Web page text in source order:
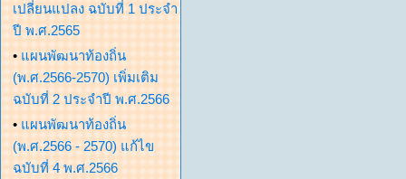
เปลี่ยนแปลง ฉบับที่ 1 ประจำ
ปี พ.ศ.2565
• แผนพัฒนาท้องถิ่น
(พ.ศ.2566-2570) เพิ่มเติม
ฉบับที่ 2 ประจำปี พ.ศ.2566
• แผนพัฒนาท้องถิ่น
(พ.ศ.2566 - 2570) แก้ไข
ฉบับที่ 4 พ.ศ.2566